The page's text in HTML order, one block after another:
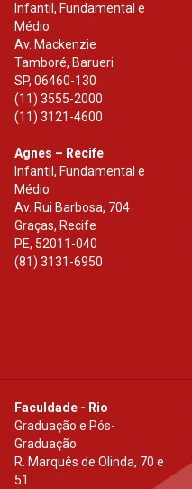
Infantil, Fundamental e
Médio
Av. Mackenzie
Tamboré, Barueri
SP,06460-130
(11) 3555-2000
(11) 3121-4600
Agnes – Recife
Infantil, Fundamental e
Médio
Av. Rui Barbosa, 704
Graças, Recife
PE, 52011-040
(81) 3131-6950
Faculdade - Rio
Graduação e Pós-
Graduação
R. Marquês de Olinda, 70 e
51